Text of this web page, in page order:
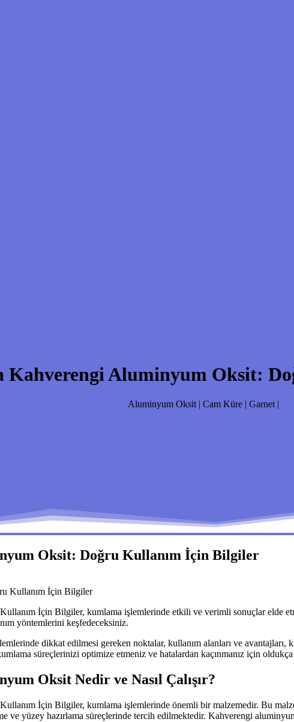
Kahverengi Aluminyum Oksit:
Aluminyum Oksit | Cam Küre | Garnet |
Oksit: Doğru Kullanım İçin Bilgiler
İçin Bilgiler, kumlama işlemlerinde etkili ve verimli sonuçlar elde
yöntemlerini keşfedeceksiniz.
dikkat edilmesi gereken noktalar, kullanım alanları ve avantajları,
süreçlerinizi optimize etmeniz ve hatalardan kaçınmanız için
Oksit Nedir ve Nasıl Çalışır?
İçin Bilgiler, kumlama işlemlerinde önemli bir malzemedir. Bu
ve yüzey hazırlama süreçlerinde tercih edilmektedir. Kahverengi